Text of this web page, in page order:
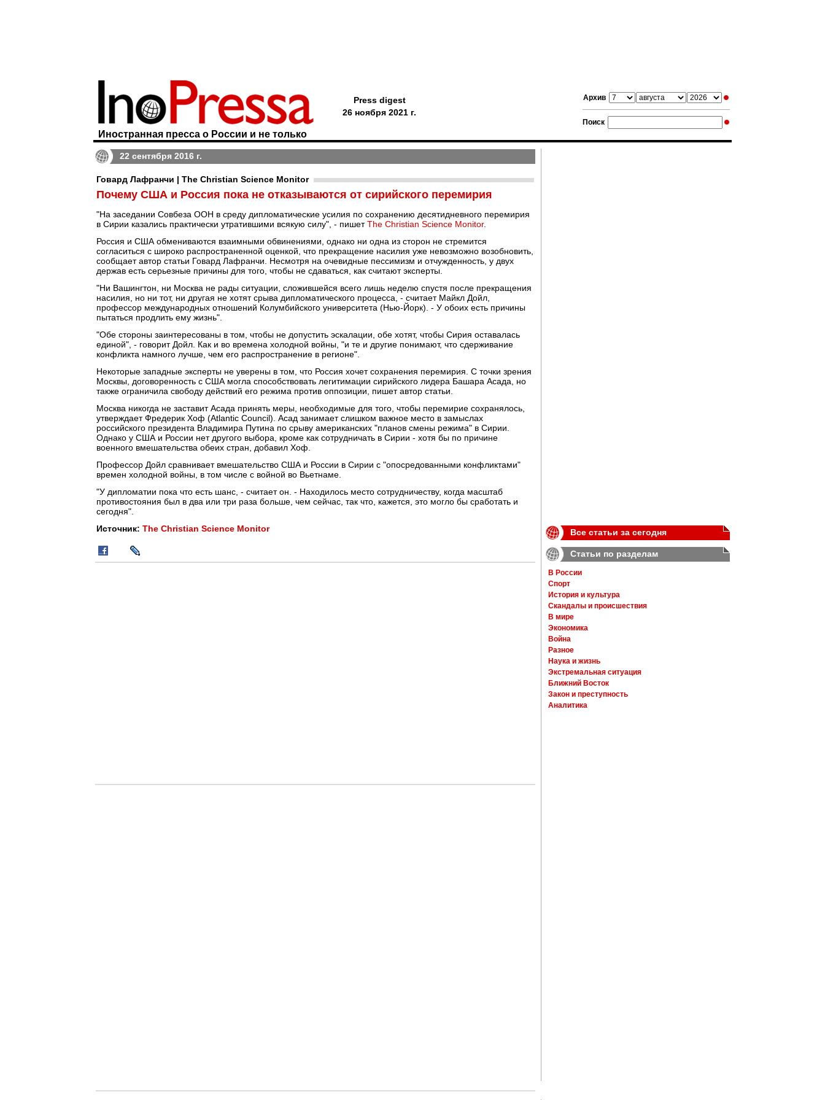
Архив
Поиск
Иностранная пресса о России и не только
Press digest
26 ноября 2021 г.
22 сентября 2016 г.
Говард Лафранчи | The Christian Science Monitor
Почему США и Россия пока не отказываются от сирийского перемирия
"На заседании Совбеза ООН в среду дипломатические усилия по сохранению десятидневного перемирия
в Сирии казались практически утратившими всякую силу", - пишетThe Christian Science Monitor.
Россия и США обмениваются взаимными обвинениями, однако ни одна из сторон не стремится
согласиться с широко распространенной оценкой, что прекращение насилия уже невозможно возобновить,
сообщает автор статьи Говард Лафранчи. Несмотря на очевидные пессимизм и отчужденность, у двух
держав есть серьезные причины для того, чтобы не сдаваться, как считают эксперты.
"Ни Вашингтон, ни Москва не рады ситуации, сложившейся всего лишь неделю спустя после прекращения
насилия, но ни тот, ни другая не хотят срыва дипломатического процесса, - считает Майкл Дойл,
профессор международных отношений Колумбийского университета (Нью-Йорк). - У обоих есть причины
пытаться продлить ему жизнь".
"Обе стороны заинтересованы в том, чтобы не допустить эскалации, обе хотят, чтобы Сирия оставалась
единой", - говорит Дойл. Как и во времена холодной войны, "и те и другие понимают, что сдерживание
конфликта намного лучше, чем его распространение в регионе".
Некоторые западные эксперты не уверены в том, что Россия хочет сохранения перемирия. С точки зрения
Москвы, договоренность с США могла способствовать легитимации сирийского лидера Башара Асада, но
также ограничила свободу действий его режима против оппозиции, пишет автор статьи.
Москва никогда не заставит Асада принять меры, необходимые для того, чтобы перемирие сохранялось,
утверждает Фредерик Хоф (Atlantic Council). Асад занимает слишком важное место в замыслах
российского президента Владимира Путина по срыву американских "планов смены режима" в Сирии.
Однако у США и России нет другого выбора, кроме как сотрудничать в Сирии - хотя бы по причине
военного вмешательства обеих стран, добавил Хоф.
Профессор Дойл сравнивает вмешательство США и России в Сирии с "опосредованными конфликтами"
времен холодной войны, в том числе с войной во Вьетнаме.
"У дипломатии пока что есть шанс, - считает он. - Находилось место сотрудничеству, когда масштаб
противостояния был в два или три раза больше, чем сейчас, так что, кажется, это могло бы сработать и
сегодня".
Источник: The Christian Science Monitor Все статьи за сегодня
Статьи по разделам
В России
Спорт
История и культура
Скандалы и происшествия
В мире
Экономика
Война
Разное
Наука и жизнь
Экстремальная ситуация
Ближний Восток
Закон и преступность
Аналитика